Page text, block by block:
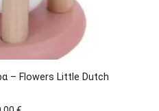
– Flowers Little Dutch